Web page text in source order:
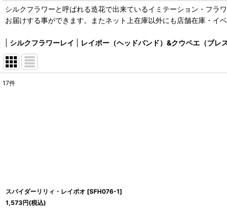
シルクフラワーと呼ばれる造花で出来ているイミテーション・フ
お届けする事ができます。またネット上在庫以外にも店舗在庫・イ
シルクフラワーレイ レイポー（ヘッドバンド）&クウペエ（ブレ
17件
スパイダーリリィ・レイポオ [SFH076-1]
1,573円(税込)